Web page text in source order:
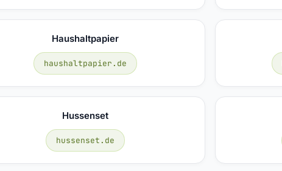
Haushaltpapier
haushaltpapier.de
Hussenset
hussenset.de